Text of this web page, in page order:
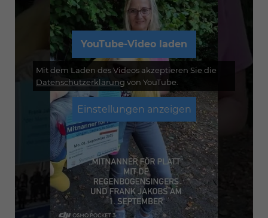
YouTube-Video laden
Mit dem Laden des Videos akzeptieren Sie die
Datenschutzerklärung von YouTube.
Einstellungen anzeigen